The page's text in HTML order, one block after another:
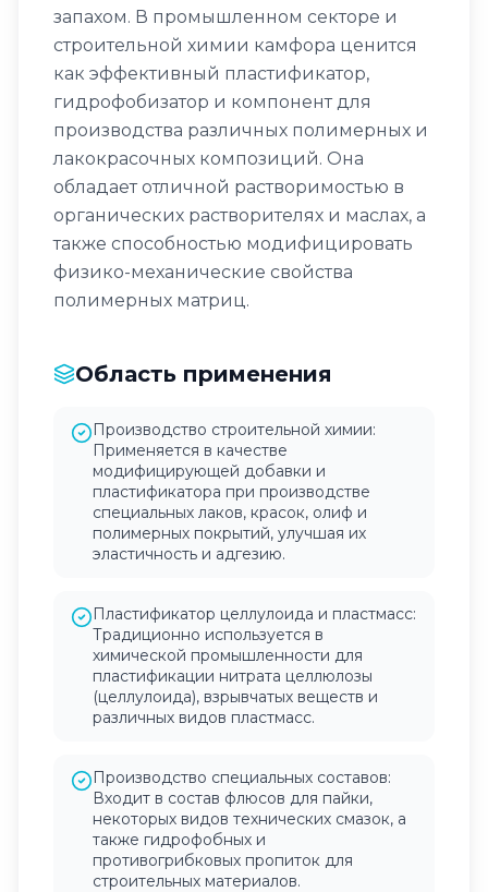
запахом. В промышленном секторе и
строительной химии камфора ценится
как эффективный пластификатор,
гидрофобизатор и компонент для
производства различных полимерных и
лакокрасочных композиций. Она
обладает отличной растворимостью в
органических растворителях и маслах, а
также способностью модифицировать
физико-механические свойства
полимерных матриц.
Область применения
Производство строительной химии:
Применяется в качестве
модифицирующей добавки и
пластификатора при производстве
специальных лаков, красок, олиф и
полимерных покрытий, улучшая их
эластичность и адгезию.
Пластификатор целлулоида и пластмасс:
Традиционно используется в
химической промышленности для
пластификации нитрата целлюлозы
(целлулоида), взрывчатых веществ и
различных видов пластмасс.
Производство специальных составов:
Входит в состав флюсов для пайки,
некоторых видов технических смазок, а
также гидрофобных и
противогрибковых пропиток для
строительных материалов.